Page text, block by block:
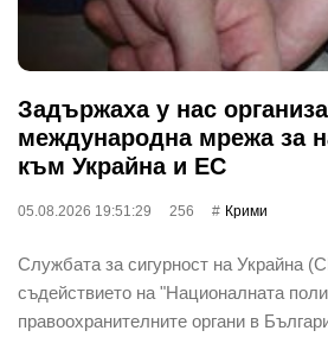
Задържаха у нас
международна мрежа за
към Украйна и ЕС
05.08.2026 19:51:29 256 Крими
Службата за сигурност на Украйна
съдействието на "Националната
правоохранителните органи в